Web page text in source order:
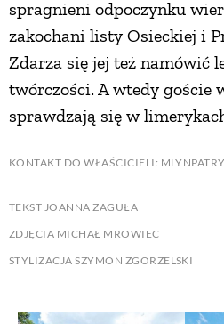
spragnieni odpoczynku
zakochani listy Osieckiej i
Zdarza się jej też namówić
twórczości. A wtedy goście
sprawdzają się w
KONTAKT DO WŁAŚCICIELI:
TEKST JOANNA ZAGUŁA
ZDJĘCIA MICHAŁ MROWIEC
STYLIZACJA SZYMON ZGORZELSKI